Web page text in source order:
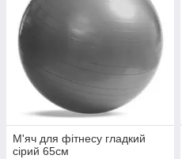
М'яч для фітнесу гладкий
сірий 65см